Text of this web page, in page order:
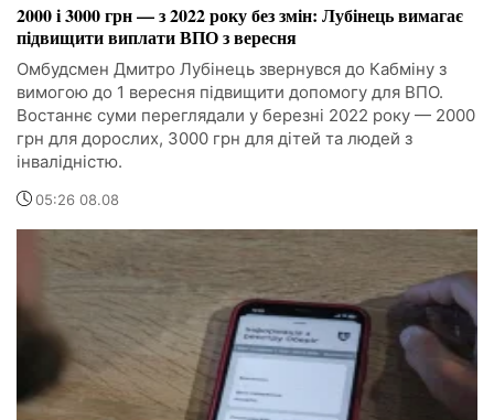
2000 і 3000 грн — з 2022 року без змін: Лубінець вимагає
підвищити виплати ВПО з вересня
Омбудсмен Дмитро Лубінець звернувся до Кабміну з
вимогою до 1 вересня підвищити допомогу для ВПО.
Востаннє суми переглядали у березні 2022 року — 2000
грн для дорослих, 3000 грн для дітей та людей з
інвалідністю.
05:26 08.08